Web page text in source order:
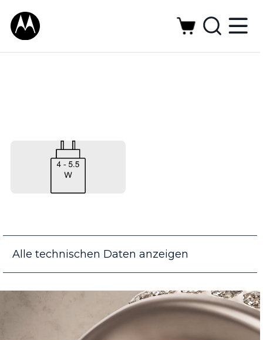
Alle technischen Daten anzeigen